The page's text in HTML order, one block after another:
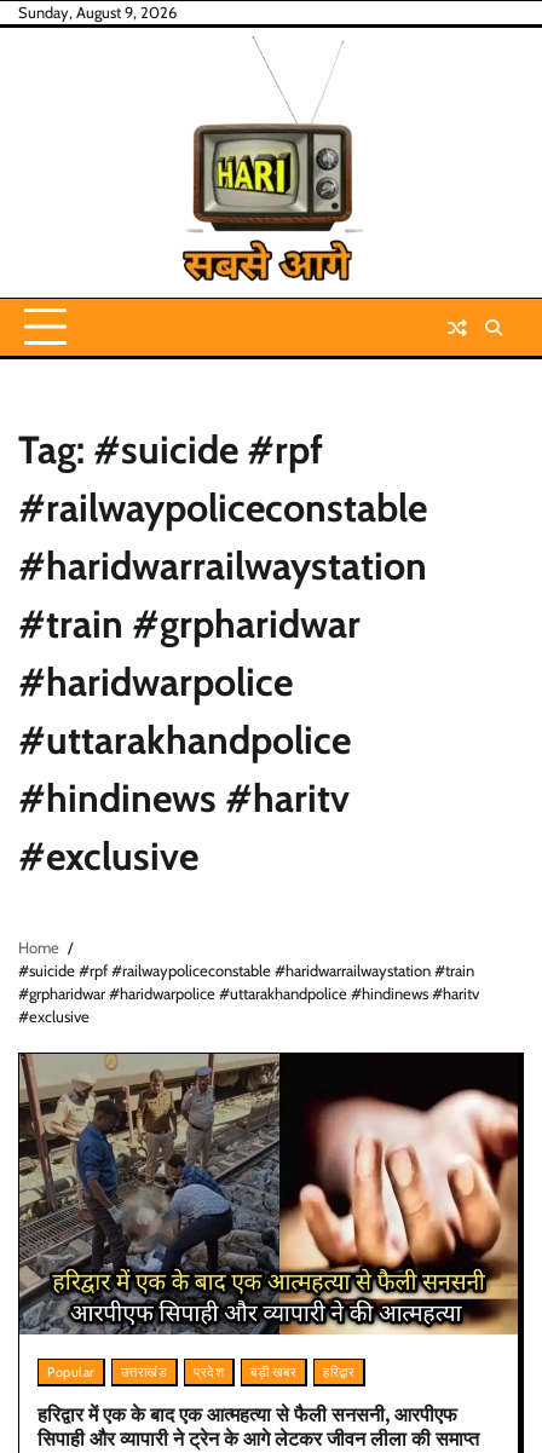
SkipSunday, August 9, 2026
Tag: #suicide #rpf
#railwaypoliceconstable
#haridwarrailwaystation
#train #grpharidwar
#haridwarpolice
#uttarakhandpolice
#hindinews #haritv
#exclusive
Home
#suicide #rpf #railwaypoliceconstable #haridwarrailwaystation #train
#grpharidwar #haridwarpolice #uttarakhandpolice #hindinews #haritv
#exclusive
Popular उत्तराखंड प्रदेश बड़ी खबर हरिद्वार
हरिद्वार में एक के बाद एक आत्महत्या से फैली सनसनी, आरपीएफ
सिपाही और व्यापारी ने ट्रेन के आगे लेटकर जीवन लीला की समाप्त